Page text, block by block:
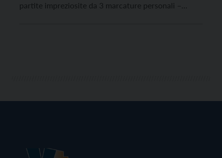
partite impreziosite da 3 marcature personali –